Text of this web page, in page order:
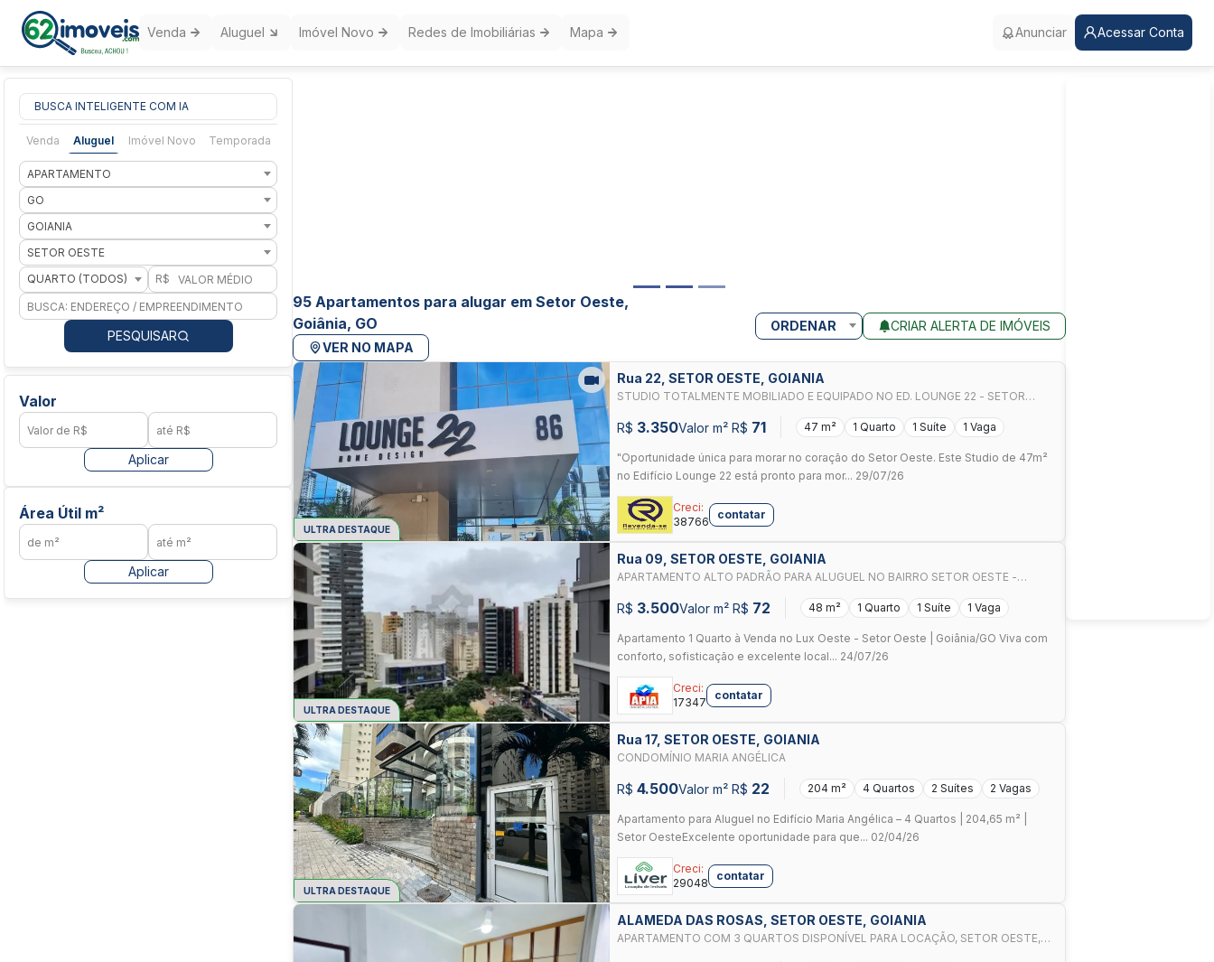
Venda Aluguel Imóvel Novo Redes de Imobiliárias Mapa Anunciar Acessar Conta
BUSCA INTELIGENTE COM IA
Venda Aluguel Imóvel Novo Temporada
APARTAMENTO
GO
GOIANIA
SETOR OESTE
QUARTO (TODOS)
R$
PESQUISAR
Valor
Aplicar
Área Útil m²
Aplicar
95 Apartamentos para alugar em Setor Oeste,
Goiânia, GO
VER NO MAPA
ORDENAR CRIAR ALERTA DE IMÓVEIS
ULTRA DESTAQUE
Rua 22, SETOR OESTE, GOIANIA
STUDIO TOTALMENTE MOBILIADO E EQUIPADO NO ED. LOUNGE 22 - SETOR
R$ 3.350Valor m² R$ 71 47 m² 1 Quarto 1 Suíte 1 Vaga
"Oportunidade única para morar no coração do Setor Oeste. Este Studio de 47m²
no Edifício Lounge 22 está pronto para mor... 29/07/26
Creci:
38766
contatar
ULTRA DESTAQUE
Rua 09, SETOR OESTE, GOIANIA
APARTAMENTO ALTO PADRÃO PARA ALUGUEL NO BAIRRO SETOR OESTE -
R$ 3.500Valor m² R$ 72 48 m² 1 Quarto 1 Suíte 1 Vaga
Apartamento 1 Quarto à Venda no Lux Oeste - Setor Oeste | Goiânia/GO Viva com
conforto, sofisticação e excelente local... 24/07/26
Creci:
17347
contatar
ULTRA DESTAQUE
Rua 17, SETOR OESTE, GOIANIA
CONDOMÍNIO MARIA ANGÉLICA
R$ 4.500Valor m² R$ 22 204 m² 4 Quartos 2 Suítes 2 Vagas
Apartamento para Aluguel no Edifício Maria Angélica – 4 Quartos | 204,65 m² |
Setor OesteExcelente oportunidade para que... 02/04/26
Creci:
29048
contatar
ALAMEDA DAS ROSAS, SETOR OESTE, GOIANIA
APARTAMENTO COM 3 QUARTOS DISPONÍVEL PARA LOCAÇÃO, SETOR OESTE,